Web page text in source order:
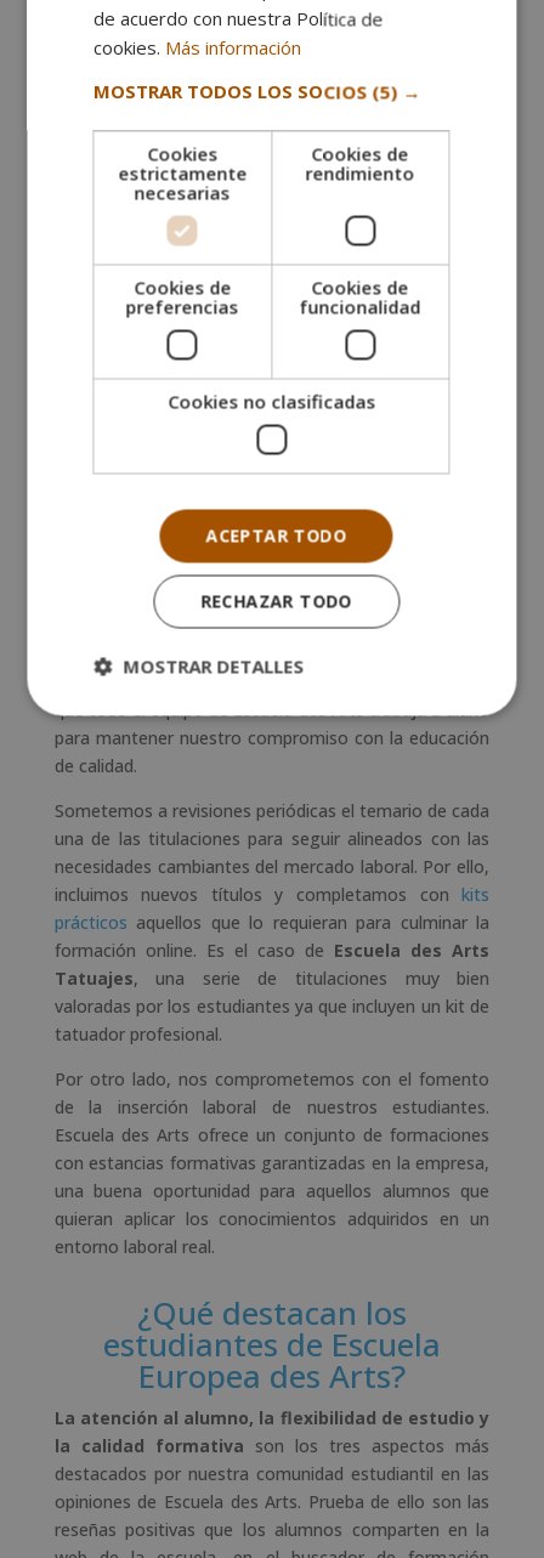
algún encuentro, aunque sea esporádico, de
forma sincrónica y con algún intercambio.
Martina Olivo
Máster en Escritura y Narración Creativa
Ver más opiniones
Escuela des Arts, Sello Cum
Laude a la calidad formativa
Gracias a nuestros alumnos Escuela Europea des Arts
se sitúa entre los centros formativos mejor valorados,
una posición reconocida con elSello Cum Laude de
. Este prestigioso galardón nos anima a
seguir trabajando para ofrecer la mejor formación
online y a distancia posible. La satisfacción de los
estudiantes es nuestro mayor propósito, de modo
que todo el equipo de Escuela des Arts trabaja a diario
para mantener nuestro compromiso con la educación
de calidad.
Sometemos a revisiones periódicas el temario de cada
una de las titulaciones para seguir alineados con las
necesidades cambiantes del mercado laboral. Por ello,
incluimos nuevos títulos y completamos conkits
prácticos aquellos que lo requieran para culminar la
formación online. Es el caso de Escuela des Arts
Tatuajes, una serie de titulaciones muy bien
valoradas por los estudiantes ya que incluyen un kit de
tatuador profesional.
Por otro lado, nos comprometemos con el fomento
de la inserción laboral de nuestros estudiantes.
Escuela des Arts ofrece un conjunto de formaciones
con estancias formativas garantizadas en la empresa,
una buena oportunidad para aquellos alumnos que
quieran aplicar los conocimientos adquiridos en un
entorno laboral real.
¿Qué destacan los
estudiantes de Escuela
Europea des Arts?
La atención al alumno, la flexibilidad de estudio y
la calidad formativa son los tres aspectos más
destacados por nuestra comunidad estudiantil en las
opiniones de Escuela des Arts. Prueba de ello son las
reseñas positivas que los alumnos comparten en la
de acuerdo con nuestra Política de
cookies. Más información
MOSTRAR TODOS LOS SOCIOS (5) →
Cookies
estrictamente
necesarias
Cookies de
rendimiento
Cookies de
preferencias
Cookies de
funcionalidad
Cookies no clasificadas
ACEPTAR TODO
RECHAZAR TODO
MOSTRAR DETALLES